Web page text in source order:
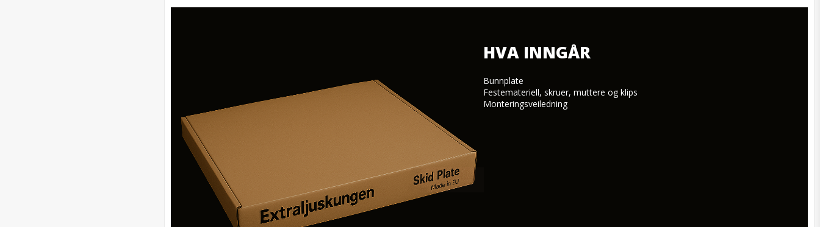
HVA INNGÅR
Bunnplate
Festemateriell, skruer, muttere og klips
Monteringsveiledning